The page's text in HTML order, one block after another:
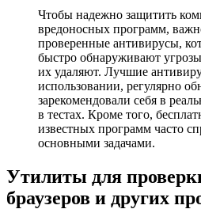
Чтобы надежно защитить
вредоносных программ,
проверенные антивирусы,
быстро обнаруживают
их удаляют. Лучшие
использовании, регулярно
зарекомендовали себя в
в тестах. Кроме того,
известных программ часто
основными задачами.
Утилиты для
браузеров и других